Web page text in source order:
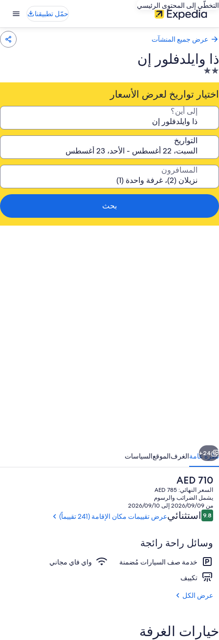
التخطّي إلى المحتوى الرئيسي
حمّل تطبيقنا
عرض جميع المنشآت
ذا وايلدفلور إن
منشأة
فندقية
مصنفة
بنجمتين
2.0
اختيار تواريخ لعرض الأسعار
إلى أين؟
التواريخ
المسافرون
بحث
منطقة الجلوس في الردهة
التالي
24+
نظرة عامةالغرفالموقعالسياسات
السعر
الحالي
هو
AED
710
AED 710
السعر النهائي: AED 785
يشمل الضرائب والرسوم
من 2026/09/09 إلى 2026/09/10
التقييمات
9.89.8 من 10استثنائيعرض تقييمات مكان الإقامة (241 تقييماً)
وسائل راحة رائجة
خدمة صف السيارات مُضمنة
واي فاي مجاني
تكييف
عرض الكل
خيارات الغرفة